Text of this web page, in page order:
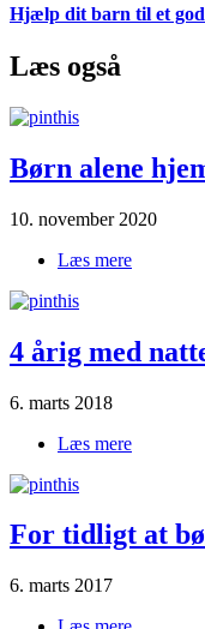
Hjælp dit barn til et
Læs også
Børn alene
10. november 2020
Læs mere
4 årig med
6. marts 2018
Læs mere
For tidligt at
6. marts 2017